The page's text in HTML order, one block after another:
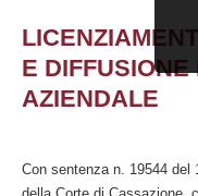
E
AZIENDALE
Con sentenza n. 19544 del